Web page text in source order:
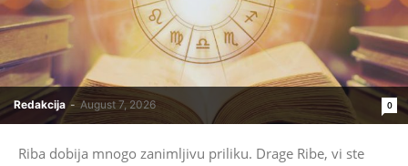
Redakcija - August 7, 2026 0
Riba dobija mnogo zanimljivu priliku. Drage Ribe, vi ste